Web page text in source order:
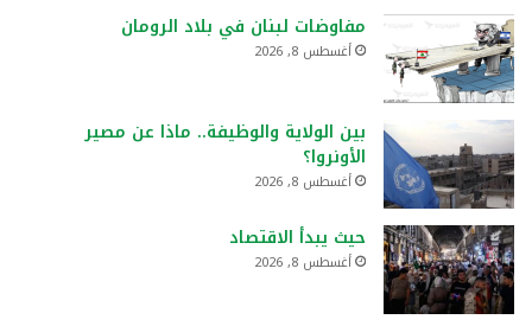
مفاوضات لبنان في بلاد الرومان
أغسطس 8, 2026
بين الولاية والوظيفة.. ماذا عن مصير
الأونروا؟
أغسطس 8, 2026
حيث يبدأ الاقتصاد
أغسطس 8, 2026